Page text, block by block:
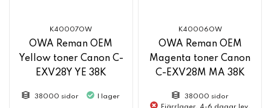
K40007OW
OWA Reman OEM
Yellow toner Canon C-
EXV28Y YE 38K
38000 sidor I lager
K40006OW
OWA Reman OEM
Magenta toner Canon
C-EXV28M MA 38K
38000 sidor